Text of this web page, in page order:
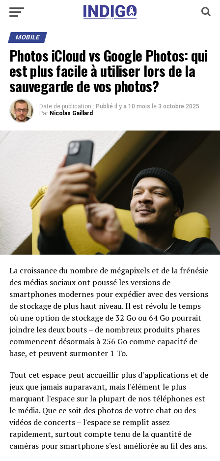
MOBILE
Photos iCloud vs Google Photos: qui
est plus facile à utiliser lors de la
sauvegarde de vos photos?
Date de publication : Publié il y a 10 mois le 3 octobre 2025
Par Nicolas Gaillard
La croissance du nombre de mégapixels et de la frénésie
des médias sociaux ont poussé les versions de
smartphones modernes pour expédier avec des versions
de stockage de plus haut niveau. Il est révolu le temps
où une option de stockage de 32 Go ou 64 Go pourrait
joindre les deux bouts – de nombreux produits phares
commencent désormais à 256 Go comme capacité de
base, et peuvent surmonter 1 To.
Tout cet espace peut accueillir plus d'applications et de
jeux que jamais auparavant, mais l'élément le plus
marquant l'espace sur la plupart de nos téléphones est
le média. Que ce soit des photos de votre chat ou des
vidéos de concerts – l'espace se remplit assez
rapidement, surtout compte tenu de la quantité de
caméras pour smartphone s'est améliorée au fil des ans.